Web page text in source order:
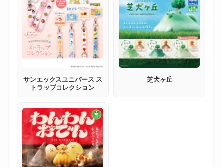
サンエックスユニバース ス
トラップコレクション
芝犬ヶ丘